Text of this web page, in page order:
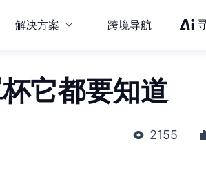
解决方案 跨境导航
它都要知道
2155